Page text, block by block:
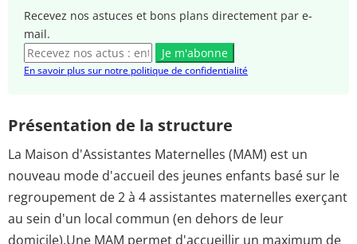
Recevez nos astuces et bons plans directement par e-
mail.
Je m'abonne
En savoir plus sur notre politique de confidentialité
Présentation de la structure
La Maison d'Assistantes Maternelles (MAM) est un
nouveau mode d'accueil des jeunes enfants basé sur le
regroupement de 2 à 4 assistantes maternelles exerçant
au sein d'un local commun (en dehors de leur
domicile).Une MAM permet d'accueillir un maximum de